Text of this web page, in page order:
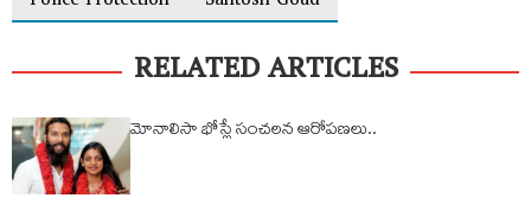
RELATED ARTICLES
మోనాలిసా భోస్లే సంచలన ఆరోప‌ణ‌లు..